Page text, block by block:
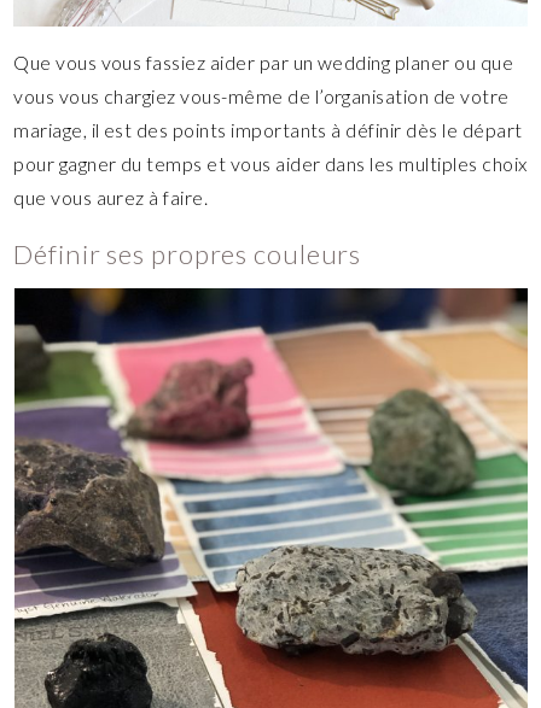
Que vous vous fassiez aider par un wedding planer ou que
vous vous chargiez vous-même de l’organisation de votre
mariage, il est des points importants à définir dès le départ
pour gagner du temps et vous aider dans les multiples choix
que vous aurez à faire.
Définir ses propres couleurs